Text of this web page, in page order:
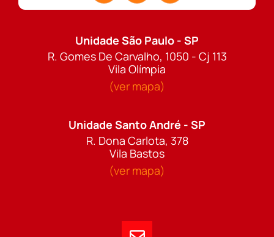
Unidade São Paulo - SP
R. Gomes De Carvalho, 1050 - Cj 113
Vila Olímpia
(ver mapa)
Unidade Santo André - SP
R. Dona Carlota, 378
Vila Bastos
(ver mapa)